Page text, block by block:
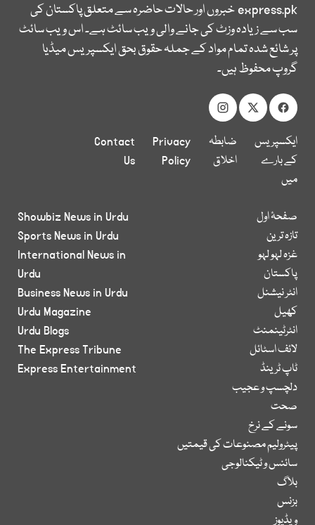
express.pkخبروں اور حالات حاضرہ سے متعلق پاکستان کی
سب سے زیادہ وزٹ کی جانے والی ویب سائٹ ہے۔ اس ویب سائٹ
پر شائع شدہ تمام مواد کے جملہ حقوق بحق ایکسپریس میڈیا
گروپ محفوظ ہیں۔
ایکسپریس
کے بارے
میں
ضابطہ
اخلاق
Privacy
Policy
Contact
Us
صفحۂ اول
تازہ ترین
غزہ لہو لہو
پاکستان
انٹر نیشنل
کھیل
انٹرٹینمنٹ
لائف اسٹائل
ٹاپ ٹرینڈ
دلچسپ و عجیب
صحت
سونے کے نرخ
پیٹرولیم مصنوعات کی قیمتیں
سائنس و ٹیکنالوجی
بلاگ
بزنس
ویڈیوز
Showbiz News in Urdu
Sports News in Urdu
International News in
Urdu
Business News in Urdu
Urdu Magazine
Urdu Blogs
The Express Tribune
Express Entertainment